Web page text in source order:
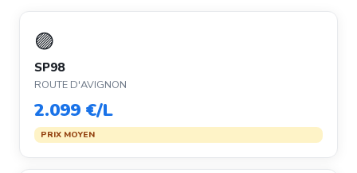
🟣
SP98
ROUTE D'AVIGNON
2.099 €/L
PRIX MOYEN